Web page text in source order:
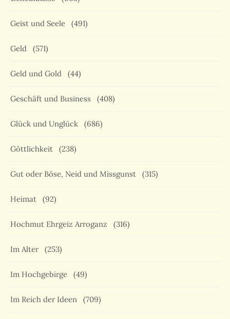
Geist und Seele (491)
Geld (571)
Geld und Gold (44)
Geschäft und Business (408)
Glück und Unglück (686)
Göttlichkeit (238)
Gut oder Böse, Neid und Missgunst (315)
Heimat (92)
Hochmut Ehrgeiz Arroganz (316)
Im Alter (253)
Im Hochgebirge (49)
Im Reich der Ideen (709)